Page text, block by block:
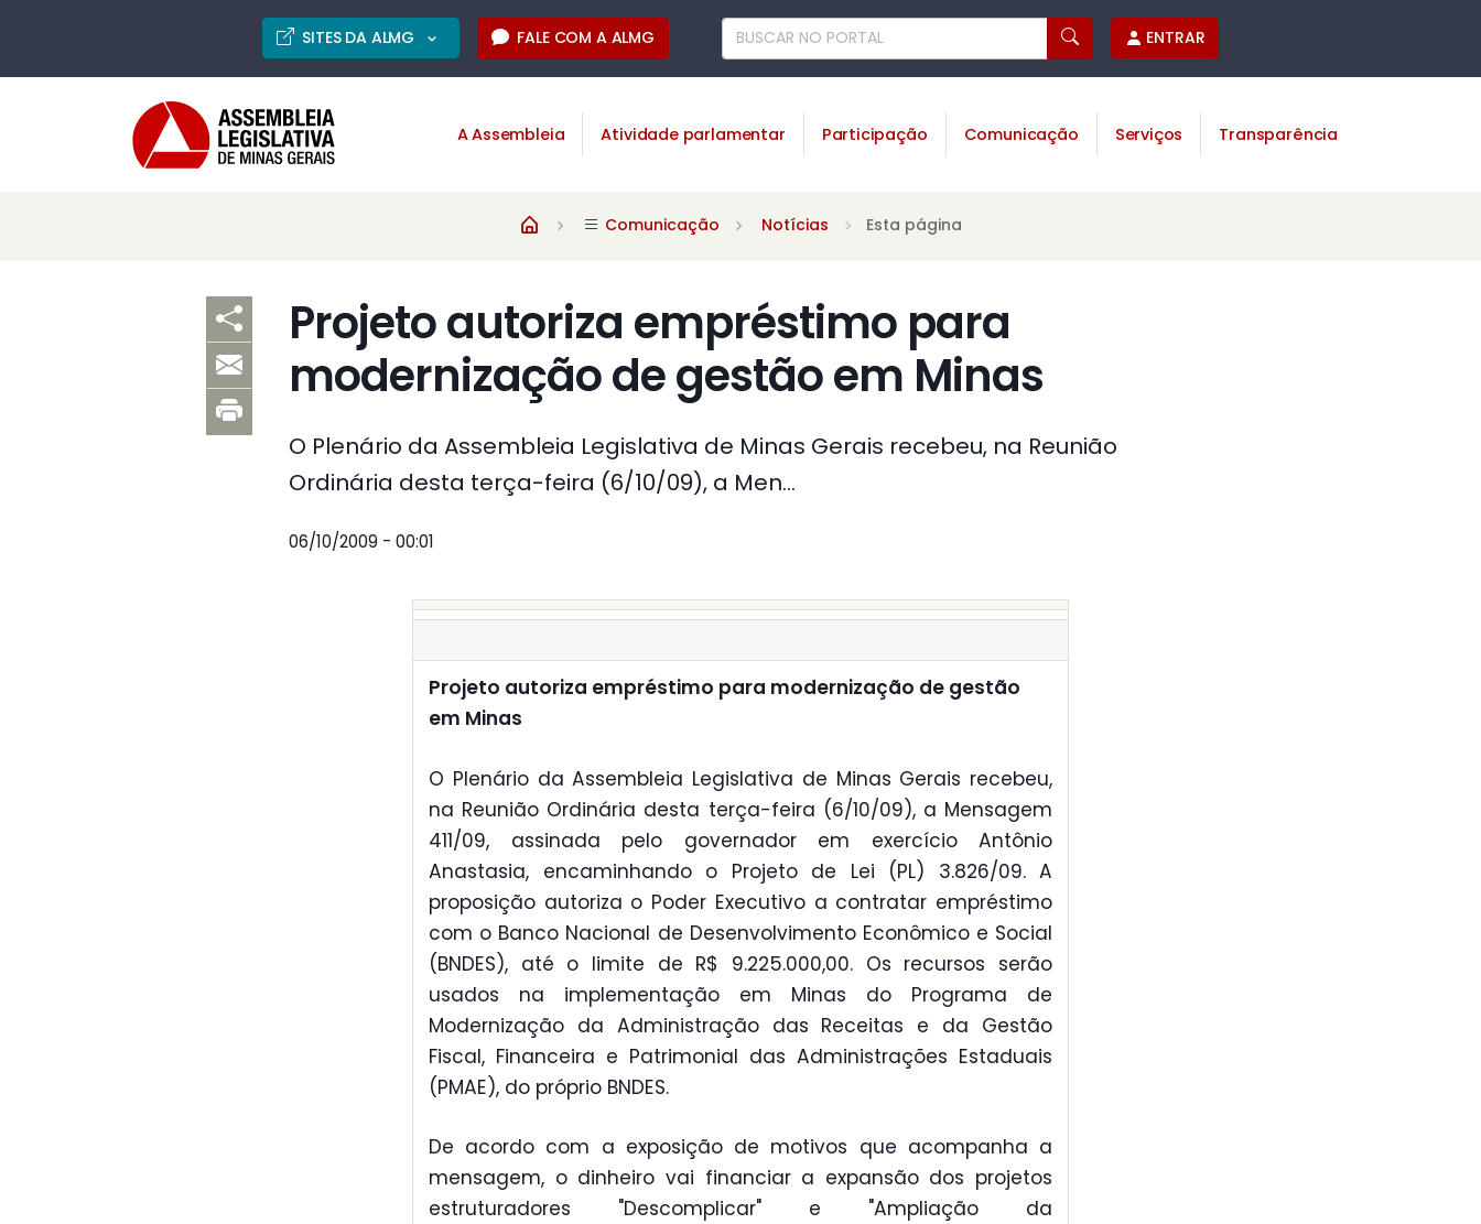
SITES DA ALMG FALE COM A ALMG ENTRAR
A Assembleia Atividade parlamentar Participação Comunicação Serviços Transparência
Comunicação Notícias Esta página
Projeto autoriza empréstimo para
modernização de gestão em Minas
O Plenário da Assembleia Legislativa de Minas Gerais recebeu, na Reunião
Ordinária desta terça-feira (6/10/09), a Men...
06/10/2009 - 00:01
Projeto autoriza empréstimo para modernização de gestão
em Minas
O Plenário da Assembleia Legislativa de Minas Gerais recebeu,
na Reunião Ordinária desta terça-feira (6/10/09), a Mensagem
411/09, assinada pelo governador em exercício Antônio
Anastasia, encaminhando o Projeto de Lei (PL) 3.826/09. A
proposição autoriza o Poder Executivo a contratar empréstimo
com o Banco Nacional de Desenvolvimento Econômico e Social
(BNDES), até o limite de R$ 9.225.000,00. Os recursos serão
usados na implementação em Minas do Programa de
Modernização da Administração das Receitas e da Gestão
Fiscal, Financeira e Patrimonial das Administrações Estaduais
(PMAE), do próprio BNDES.
De acordo com a exposição de motivos que acompanha a
mensagem, o dinheiro vai financiar a expansão dos projetos
estruturadores "Descomplicar" e "Ampliação da